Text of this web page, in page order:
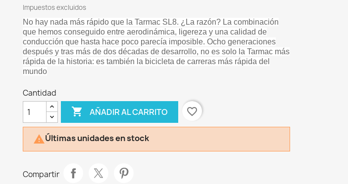
Impuestos excluidos
No hay nada más rápido que la Tarmac SL8. ¿La razón? La combinación
que hemos conseguido entre aerodinámica, ligereza y una calidad de
conducción que hasta hace poco parecía imposible. Ocho generaciones
después y tras más de dos décadas de desarrollo, no es solo la Tarmac más
rápida de la historia: es también la bicicleta de carreras más rápida del
mundo
Cantidad
 AÑADIR AL CARRITO favorite_border
Últimas unidades en stock
Compartir